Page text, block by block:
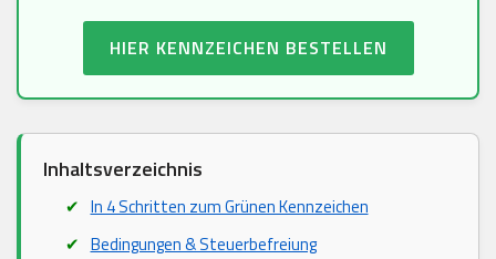
HIER KENNZEICHEN BESTELLEN
Inhaltsverzeichnis
In 4 Schritten zum Grünen Kennzeichen
Bedingungen & Steuerbefreiung